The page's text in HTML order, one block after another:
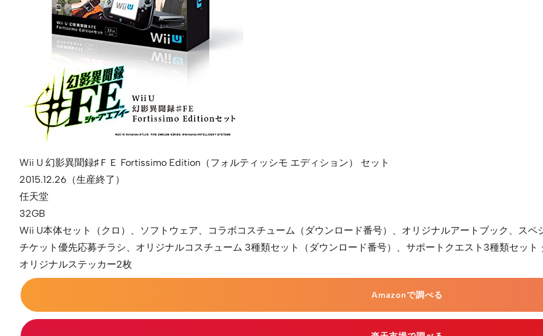
Wii U 幻影異聞録♯ＦＥ Fortissimo Edition（フォルティッシモ エディション） セット
2015.12.26（生産終了）
任天堂
32GB
Wii U本体セット（クロ）、ソフトウェア、コラボコスチューム（ダウンロード番号）、オリジナルアートブック、ス
チケット優先応募チラシ、オリジナルコスチューム 3種類セット（ダウンロード番号）、サポートクエスト3種類セッ
オリジナルステッカー2枚
Amazonで調べる